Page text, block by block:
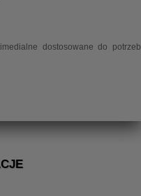
dostosowane do potrzeb